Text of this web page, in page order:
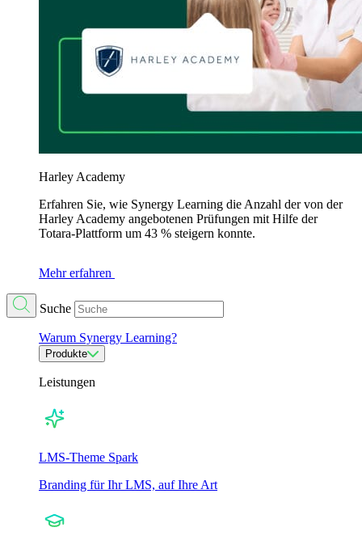
Harley Academy
Erfahren Sie, wie Synergy Learning die Anzahl der von der
Harley Academy angebotenen Prüfungen mit Hilfe der
Totara-Plattform um 43 % steigern konnte.
Mehr erfahren
Suche
Warum Synergy Learning?
Produkte
Leistungen
LMS-Theme Spark
Branding für Ihr LMS, auf Ihre Art